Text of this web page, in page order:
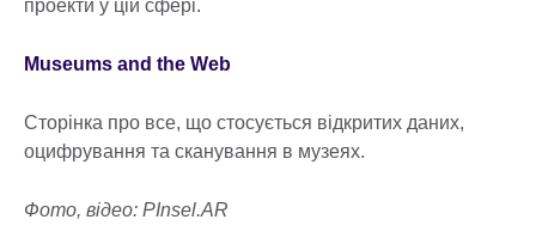
проекти у цій сфері.
Museums and the Web
Сторінка про все, що стосується відкритих даних,
оцифрування та сканування в музеях.
Фото, відео: PInsel.AR